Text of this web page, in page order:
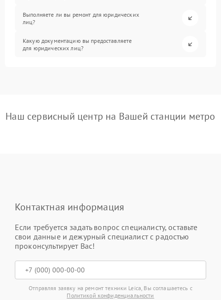
Выполняете ли вы ремонт для юридических
лиц?
Какую документацию вы предоставляете
для юридических лиц?
Наш сервисный центр на Вашей станции метро
Контактная информация
Если требуется задать вопрос специалисту, оставьте
свои данные и дежурный специалист с радостью
проконсультирует Вас!
Отправляя заявку на ремонт техники Leica, Вы соглашаетесь с
Политикой конфиденциальности